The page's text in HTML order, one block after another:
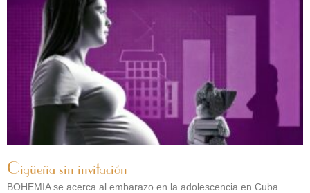
Cigüeña sin invitación
BOHEMIA se acerca al embarazo en la adolescencia en Cuba